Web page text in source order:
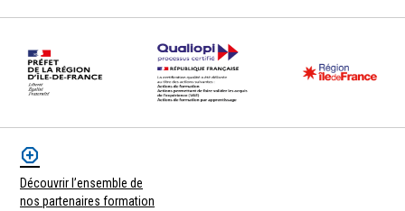
Découvrir l’ensemble de
nos partenaires formation